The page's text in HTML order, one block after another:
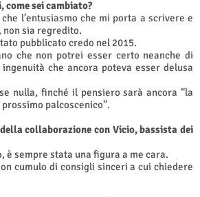
come sei cambiato?
l’entusiasmo che mi porta a scrivere e
non sia regredito.
pubblicato credo nel 2015.
che non potrei esser certo neanche di
che ancora poteva esser delusa
nulla, finché il pensiero sarà ancora “la
palcoscenico”.
collaborazione con Vicio, bassista dei
è sempre stata una figura a me cara.
cumulo di consigli sinceri a cui chiedere